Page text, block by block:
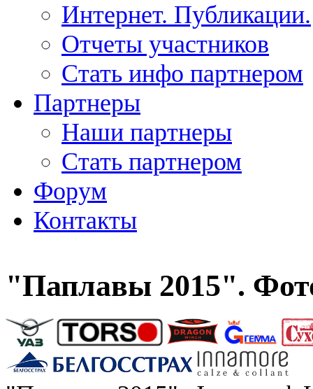
Интернет. Публикации.
Отчеты участников
Стать инфо партнером
Партнеры
Наши партнеры
Стать партнером
Форум
Контакты
"Паплавы 2015".